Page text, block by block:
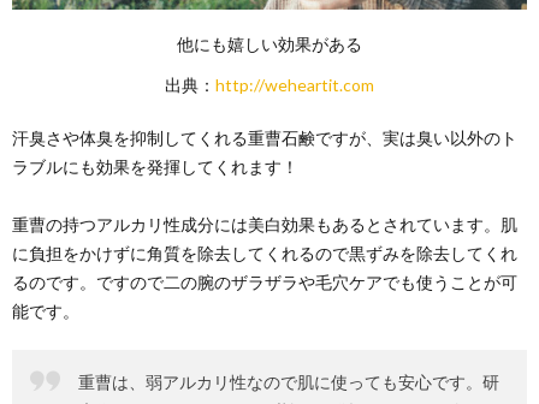
他にも嬉しい効果がある
出典： http://weheartit.com
汗臭さや体臭を抑制してくれる重曹石鹸ですが、実は臭い以外のト
ラブルにも効果を発揮してくれます！
重曹の持つアルカリ性成分には美白効果もあるとされています。肌
に負担をかけずに角質を除去してくれるので黒ずみを除去してくれ
るのです。ですので二の腕のザラザラや毛穴ケアでも使うことが可
能です。
重曹は、弱アルカリ性なので肌に使っても安心です。研